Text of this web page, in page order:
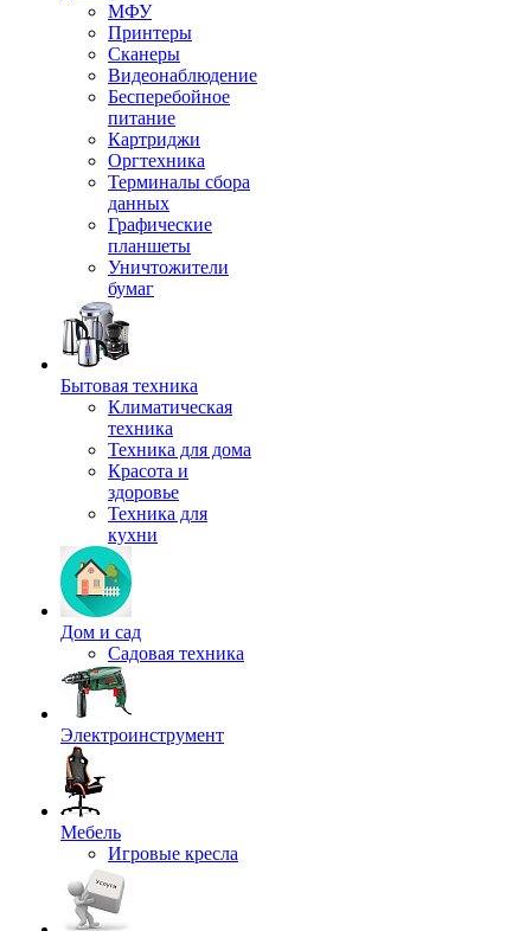
МФУ
Принтеры
Сканеры
Видеонаблюдение
Бесперебойное
питание
Картриджи
Оргтехника
Терминалы сбора
данных
Графические
планшеты
Уничтожители
бумаг
Бытовая техника
Климатическая
техника
Техника для дома
Красота и
здоровье
Техника для
кухни
Дом и сад
Садовая техника
Электроинструмент
Мебель
Игровые кресла